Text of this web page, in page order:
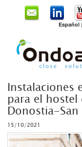
Español |
Instalaciones
para el hostel
Donostia-San
15/10/2021